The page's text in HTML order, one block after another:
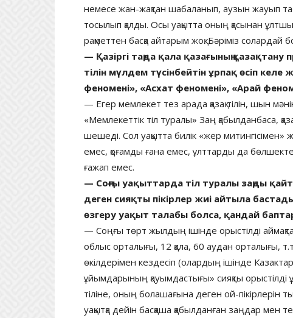
немесе жан-жақтан шабаланып, аузын жауып
тосылып қалды. Осы уақытта оның қасынан
рақметтен басқа айтарым жоқ. Бәріміз солардай
— Қазіргі таңда қала қазағының
тілін мүлдем түсінбейтін ұрпақ өсіп
феномені», «Асхат феномені», «Арай
— Егер мемлекет тез арада қазақ тілін, шын
«Мемлекеттік тіл туралы» Заң қабылданбаса,
шешеді. Сол уақытта билік «жер
емес, қоғамды ғана емес, ұлттарды да
ғажап емес.
— Соңғы уақыттарда тіл туралы заңды
деген сияқты пікірлер жиі айтыла
өзгеру уақыт талабы болса, қандай
— Соңғы төрт жылдың ішінде орыстілді
облыс орталығы, 12 қала, 60 аудан орталығы,
өкілдерімен кездесіп (олардың ішінде
ұйымдарының қауымдастығы» сияқты орыстілді
тіліне, оның болашағына деген ой-пікірлерін
уақытқа дейін басқаша қабылданған заңдар мен